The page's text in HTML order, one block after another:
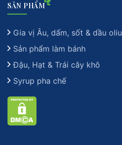
SẢN PHẨM
Gia vị Âu, dấm, sốt & dầu oliu
Sản phẩm làm bánh
Đậu, Hạt & Trái cây khô
Syrup pha chế